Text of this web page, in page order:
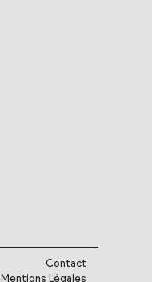
Contact
Mentions Légales